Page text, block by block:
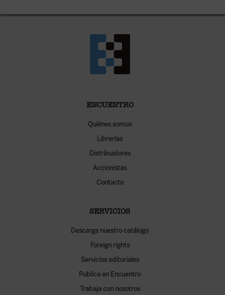
ENCUENTRO
Quiénes somos
Librerías
Distribuidores
Accionistas
Contacto
SERVICIOS
Descarga nuestro catálogo
Foreign rights
Servicios editoriales
Publica en Encuentro
Trabaja con nosotros